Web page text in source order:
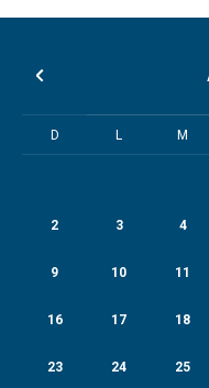
D L M
2 3 4
9 10 11
16 17 18
23 24 25